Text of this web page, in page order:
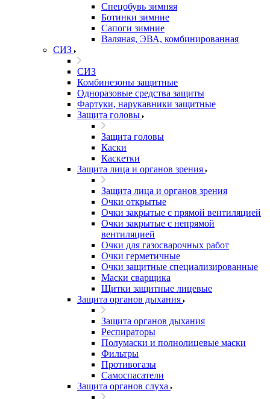
Спецобувь зимняя
Ботинки зимние
Сапоги зимние
Валяная, ЭВА, комбинированная
СИЗ
СИЗ
Комбинезоны защитные
Одноразовые средства защиты
Фартуки, нарукавники защитные
Защита головы
Защита головы
Каски
Каскетки
Защита лица и органов зрения
Защита лица и органов зрения
Очки открытые
Очки закрытые с прямой вентиляцией
Очки закрытые с непрямой
вентиляцией
Очки для газосварочных работ
Очки герметичные
Очки защитные специализированные
Маски сварщика
Щитки защитные лицевые
Защита органов дыхания
Защита органов дыхания
Респираторы
Полумаски и полнолицевые маски
Фильтры
Противогазы
Самоспасатели
Защита органов слуха